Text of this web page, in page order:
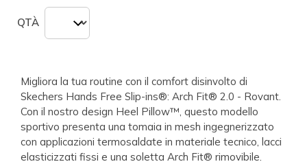
QTÀ
Migliora la tua routine con il comfort disinvolto di
Skechers Hands Free Slip-ins®: Arch Fit® 2.0 - Rovant.
Con il nostro design Heel Pillow™, questo modello
sportivo presenta una tomaia in mesh ingegnerizzato
con applicazioni termosaldate in materiale tecnico, lacci
elasticizzati fissi e una soletta Arch Fit® rimovibile.